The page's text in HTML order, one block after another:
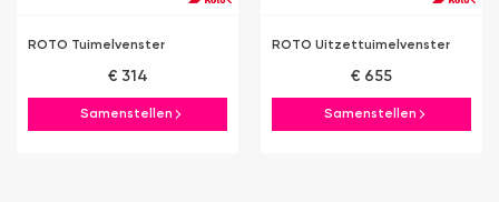
ROTO Tuimelvenster
€ 314
Samenstellen
ROTO Uitzettuimelvenster
€ 655
Samenstellen